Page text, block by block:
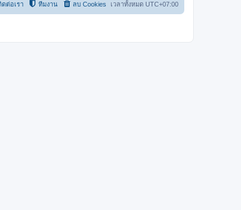
เวลาทั้งหมด UTC+07:00
ลบ Cookies
ทีมงาน
ดต่อเรา